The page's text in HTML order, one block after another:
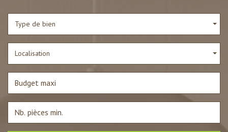
Type de bien
Localisation